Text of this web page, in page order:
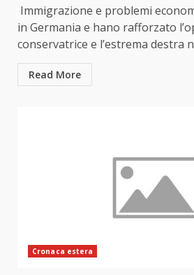
Immigrazione e problemi
in Germania e hano rafforzato
conservatrice e l’estrema destra
Read More
Cronaca estera